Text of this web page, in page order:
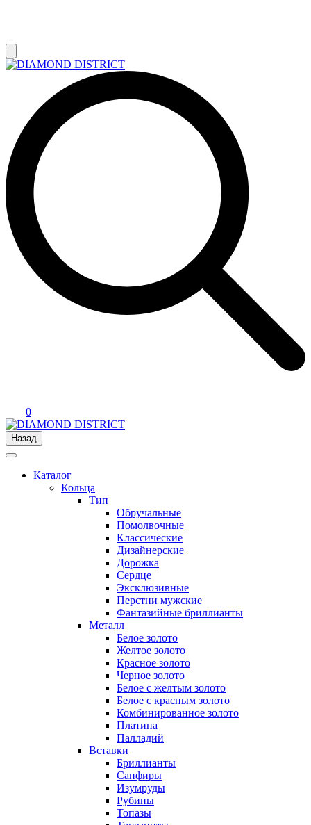
0
Назад
Каталог
Кольца
Тип
Обручальные
Помолвочные
Классические
Дизайнерские
Дорожка
Сердце
Эксклюзивные
Перстни мужские
Фантазийные бриллианты
Металл
Белое золото
Желтое золото
Красное золото
Черное золото
Белое с желтым золото
Белое с красным золото
Комбинированное золото
Платина
Палладий
Вставки
Бриллианты
Сапфиры
Изумруды
Рубины
Топазы